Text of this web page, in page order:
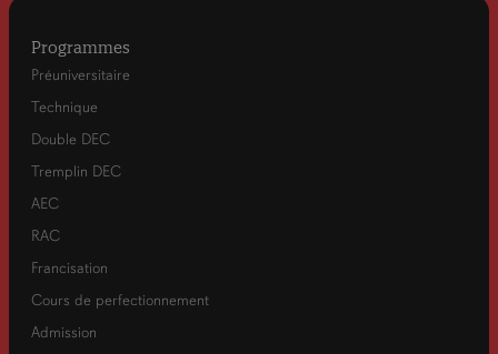
Programmes
Préuniversitaire
Technique
Double DEC
Tremplin DEC
AEC
RAC
Francisation
Cours de perfectionnement
Admission